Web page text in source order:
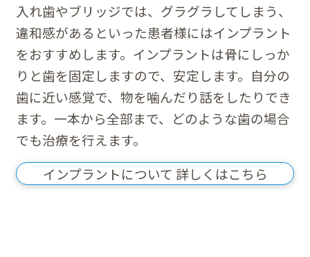
入れ歯やブリッジでは、グラグラしてしまう、
違和感があるといった患者様にはインプラント
をおすすめします。インプラントは骨にしっか
りと歯を固定しますので、安定します。自分の
歯に近い感覚で、物を噛んだり話をしたりでき
ます。一本から全部まで、どのような歯の場合
でも治療を行えます。
インプラントについて 詳しくはこちら